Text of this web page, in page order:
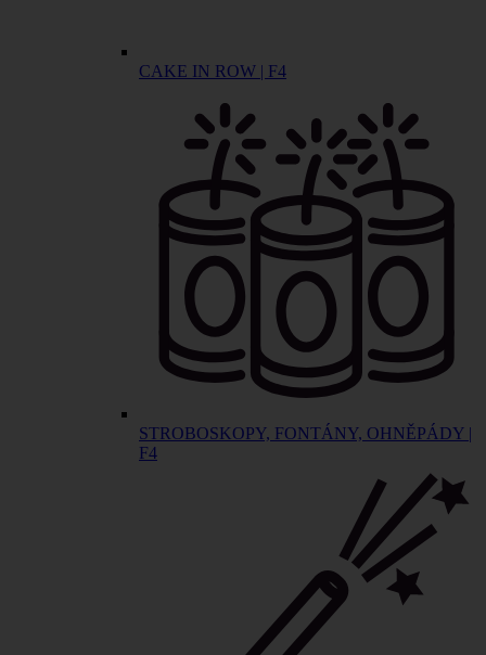
CAKE IN ROW | F4
STROBOSKOPY, FONTÁNY, OHNĚPÁDY |
F4